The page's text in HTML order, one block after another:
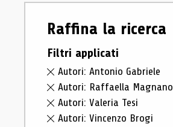
Raffina la ricerca
Filtri applicati
Autori: Antonio Gabriele
Autori: Raffaella Magnano
Autori: Valeria Tesi
Autori: Vincenzo Brogi